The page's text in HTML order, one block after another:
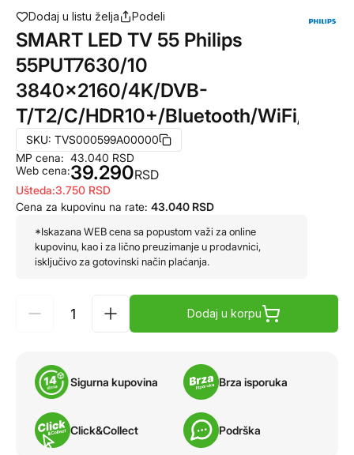
Dodaj u listu želja Podeli
SMART LED TV 55 Philips
55PUT7630/10
3840x2160/4K/DVB-
T/T2/C/HDR10+/Bluetooth/WiFi/
SKU: TVS000599A00000
MP cena:
Web cena:
43.040 RSD
39.290RSD
Ušteda:3.750 RSD
Cena za kupovinu na rate: 43.040 RSD
*Iskazana WEB cena sa popustom važi za online
kupovinu, kao i za lično preuzimanje u prodavnici,
isključivo za gotovinski način plaćanja.
Dodaj u korpu
Sigurna kupovina Brza isporuka
Click&Collect Podrška